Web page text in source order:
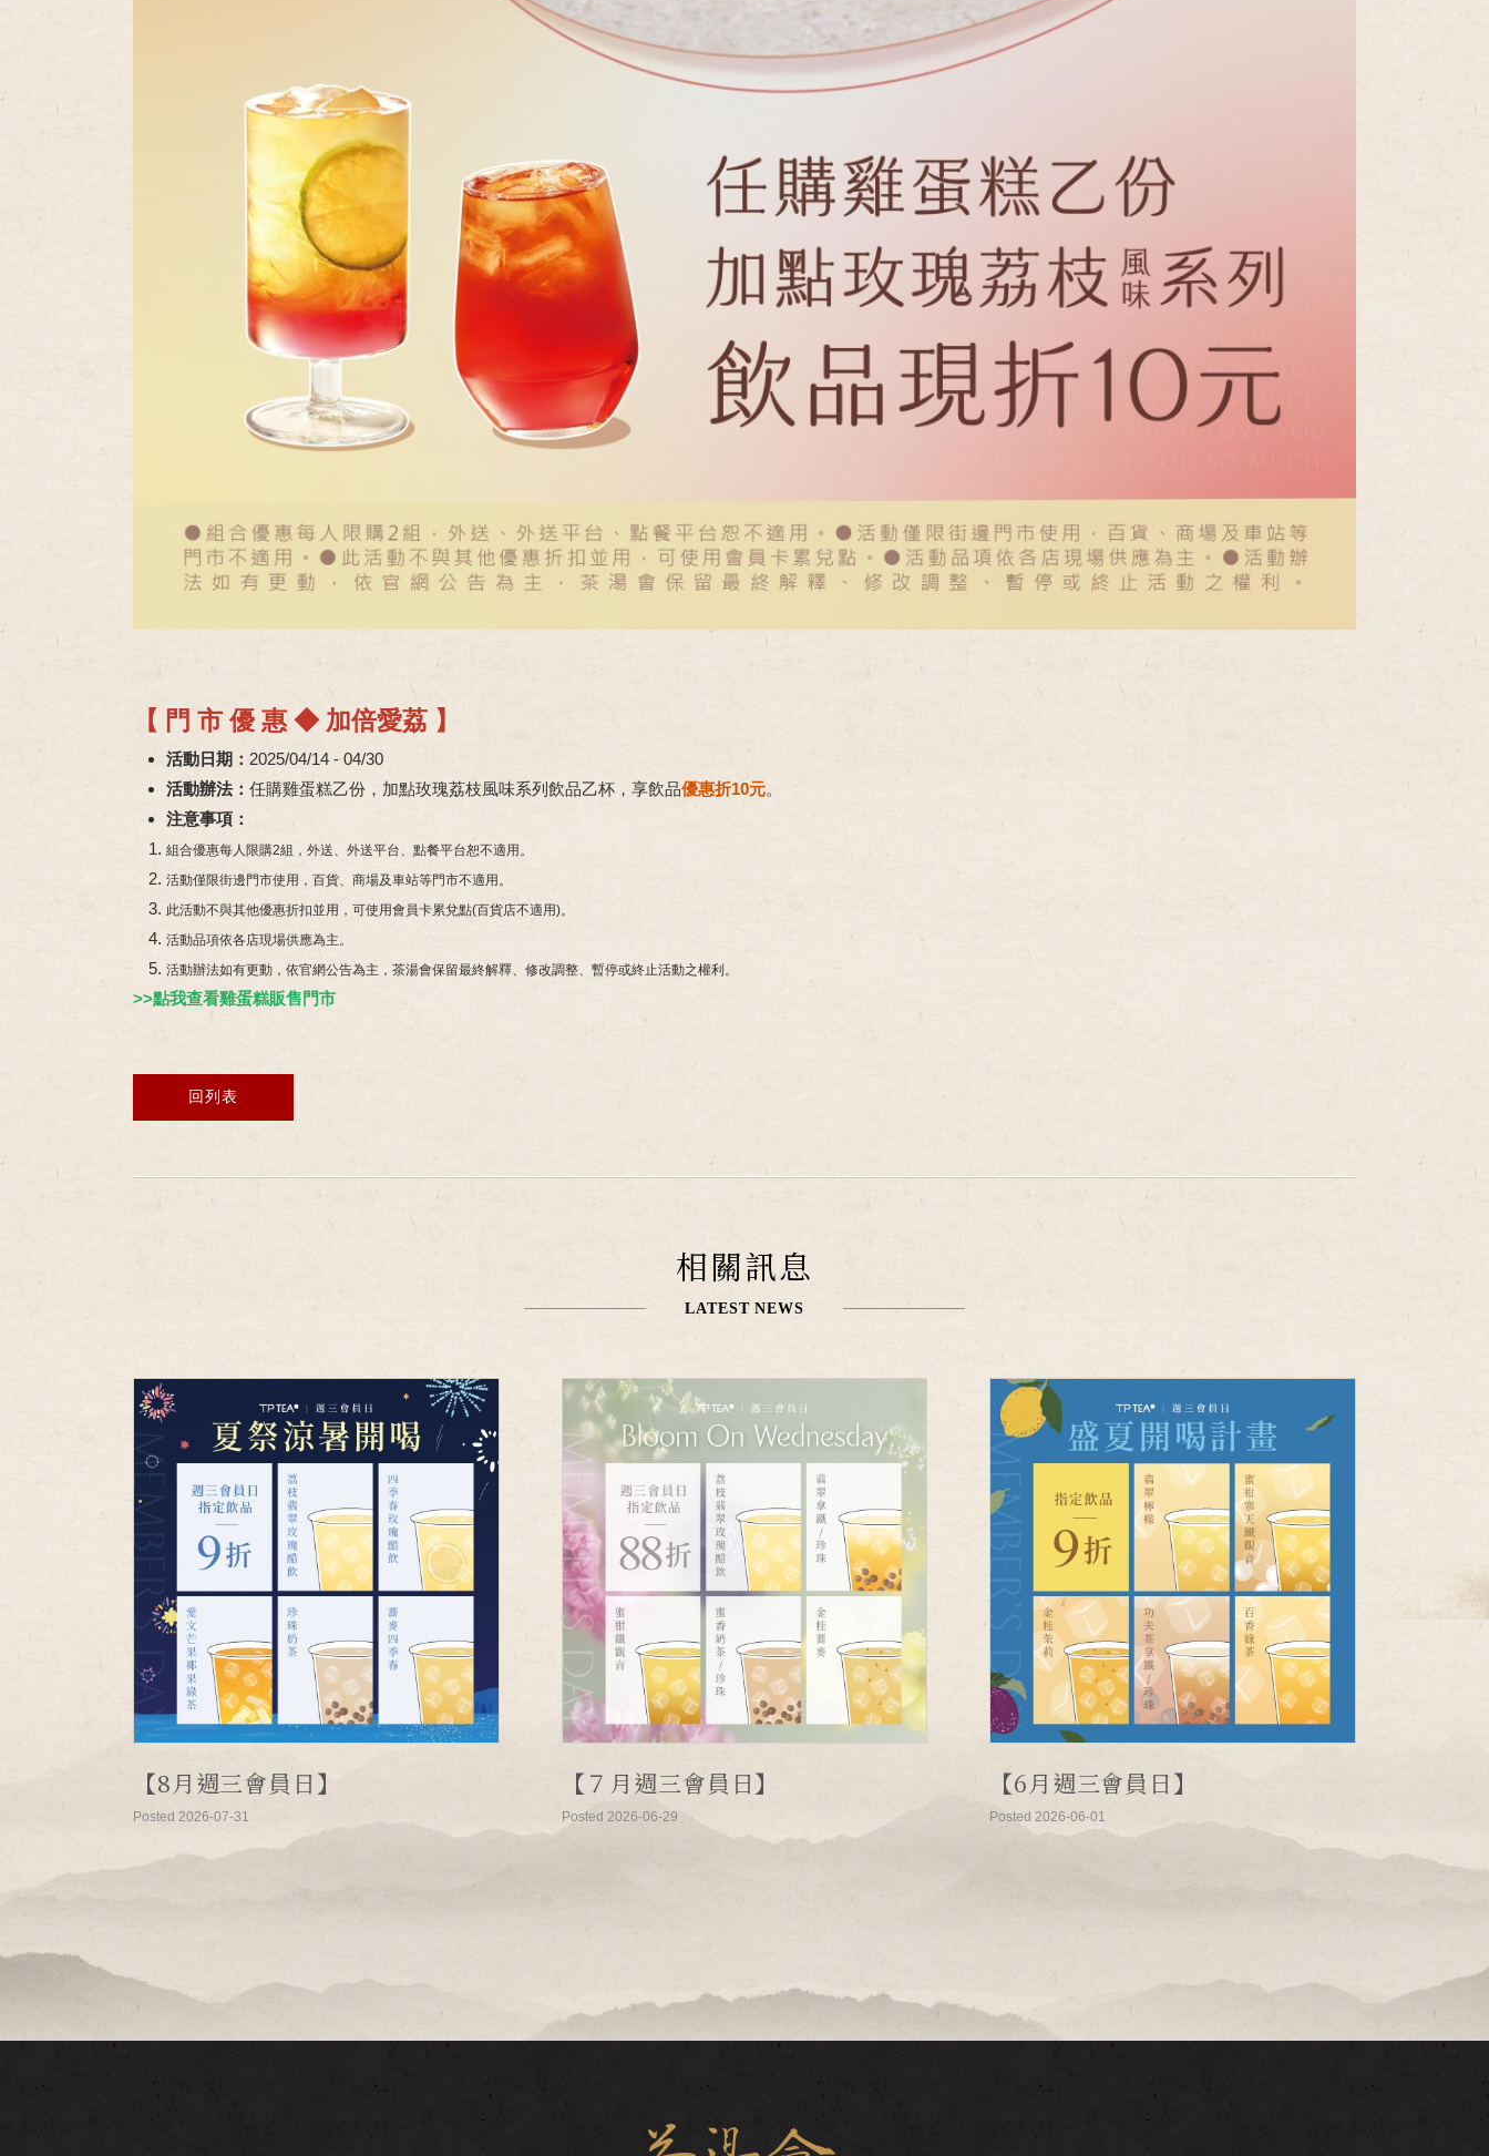
【 門 市 優 惠 ◆ 加倍愛荔 】
活動日期： 2025/04/14 - 04/30
活動辦法： 任購雞蛋糕乙份，加點玫瑰荔枝風味系列飲品乙杯，享飲品優惠折10元。
注意事項：
組合優惠每人限購2組，外送、外送平台、點餐平台恕不適用。
活動僅限街邊門市使用，百貨、商場及車站等門市不適用。
此活動不與其他優惠折扣並用，可使用會員卡累兌點(百貨店不適用)。
活動品項依各店現場供應為主。
活動辦法如有更動，依官網公告為主，茶湯會保留最終解釋、修改調整、暫停或終止活動之權利。
>>點我查看雞蛋糕販售門市
回列表
相關訊息
LATEST NEWS
【8月週三會員日】
Posted 2026-07-31
【７月週三會員日】
Posted 2026-06-29
【6月週三會員日】
Posted 2026-06-01